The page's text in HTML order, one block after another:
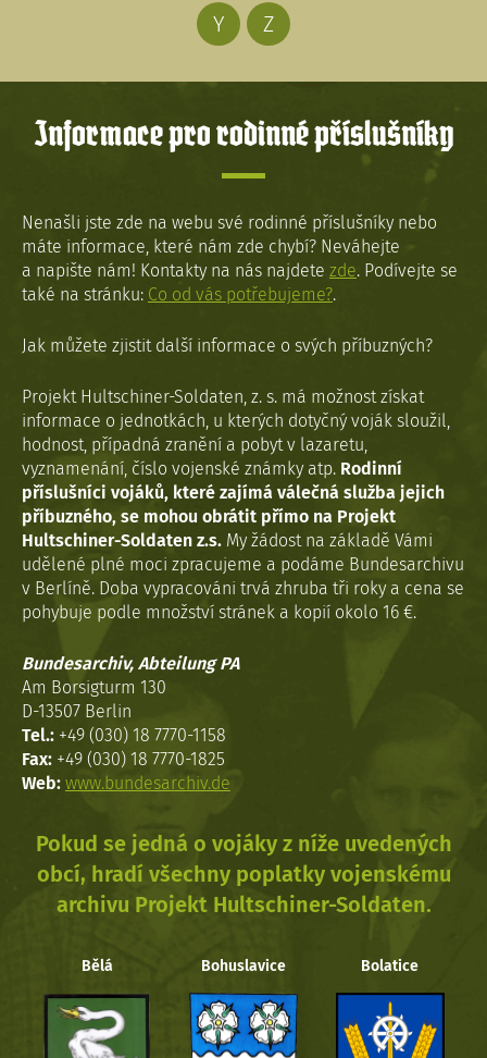
Y
Z
Informace pro rodinné příslušníky
Nenašli jste zde na webu své rodinné příslušníky nebo
máte informace, které nám zde chybí? Neváhejte
a napište nám! Kontakty na nás najdete zde. Podívejte se
také na stránku: Co od vás potřebujeme?.
Jak můžete zjistit další informace o svých příbuzných?
Projekt Hultschiner-Soldaten, z. s. má možnost získat
informace o jednotkách, u kterých dotyčný voják sloužil,
hodnost, případná zranění a pobyt v lazaretu,
vyznamenání, číslo vojenské známky atp. Rodinní
příslušníci vojáků, které zajímá válečná služba jejich
příbuzného, se mohou obrátit přímo na Projekt
Hultschiner-Soldaten z.s. My žádost na základě Vámi
udělené plné moci zpracujeme a podáme Bundesarchivu
v Berlíně. Doba vypracováni trvá zhruba tři roky a cena se
pohybuje podle množství stránek a kopií okolo 16 €.
Bundesarchiv, Abteilung PA
Am Borsigturm 130
D-13507 Berlin
Tel.: +49 (030) 18 7770-1158
Fax: +49 (030) 18 7770-1825
Web: www.bundesarchiv.de
Pokud se jedná o vojáky z níže uvedených
obcí, hradí všechny poplatky vojenskému
archivu Projekt Hultschiner-Soldaten.
Bělá Bohuslavice Bolatice